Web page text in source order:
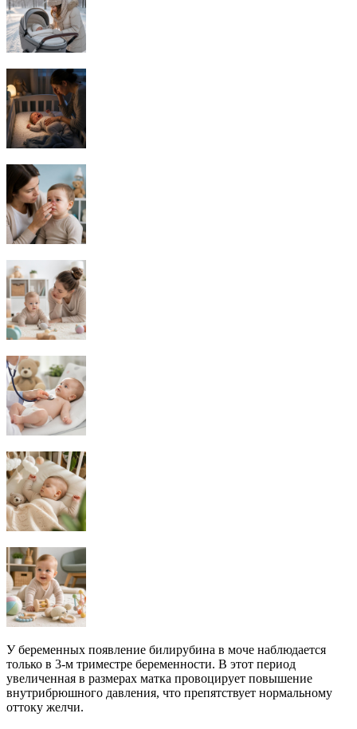
У беременных появление билирубина в моче наблюдается
только в 3-м триместре беременности. В этот период
увеличенная в размерах матка провоцирует повышение
внутрибрюшного давления, что препятствует нормальному
оттоку желчи.